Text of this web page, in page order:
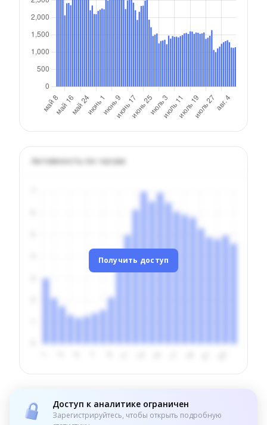
Активность по часам
Получить доступ
Доступ к аналитике ограничен
Зарегистрируйтесь, чтобы открыть подробную